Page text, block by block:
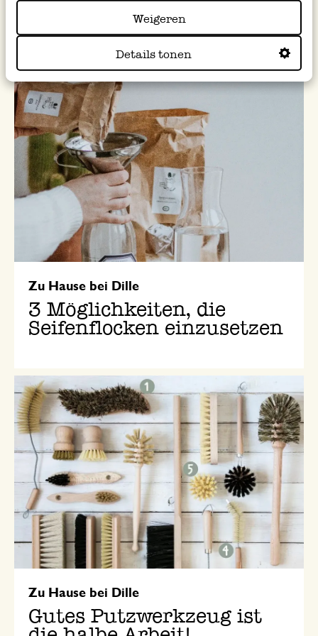
Weigeren
Details tonen
Zu Hause bei Dille
3 Möglichkeiten, die
Seifenflocken einzusetzen
Zu Hause bei Dille
Gutes Putzwerkzeug ist